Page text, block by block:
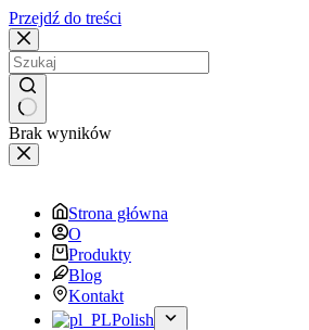
Przejdź do treści
Brak wyników
Strona główna
O
Produkty
Blog
Kontakt
Polish